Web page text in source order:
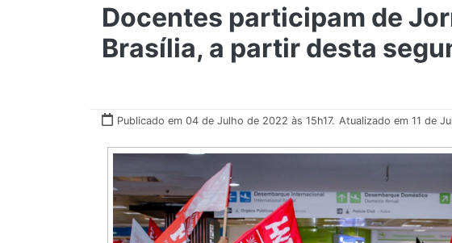
Docentes participam de
Brasília, a partir desta
Publicado em 04 de Julho de 2022 às 15h17. Atualizado em 11 de